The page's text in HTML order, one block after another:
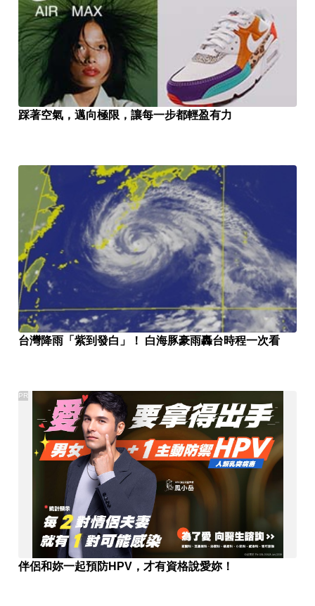
踩著空氣，邁向極限，讓每一步都輕盈有力
台灣降雨「紫到發白」！ 白海豚豪雨轟台時程一次看
伴侶和妳一起預防HPV，才有資格說愛妳！
PR